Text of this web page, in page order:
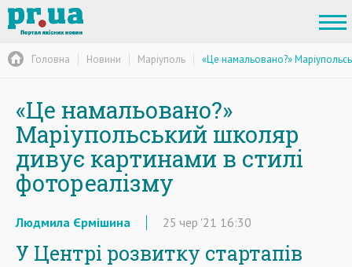
Головна Новини Маріуполь «Це намальовано?»
«Це намальовано?»
Маріупольський школяр
дивує картинами в стилі
фотореалізму
Людмила Єрмішина 25 чер '21 16:30
У Центрі розвитку стартапів